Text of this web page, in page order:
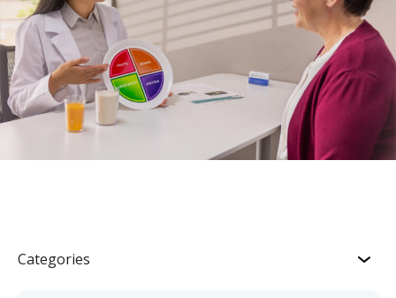
Categories